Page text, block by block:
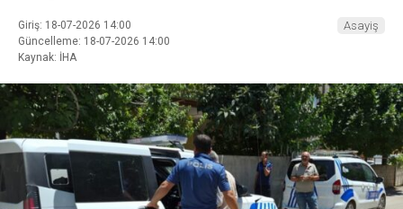
Giriş: 18-07-2026 14:00
Güncelleme: 18-07-2026 14:00
Kaynak: İHA
Asayiş